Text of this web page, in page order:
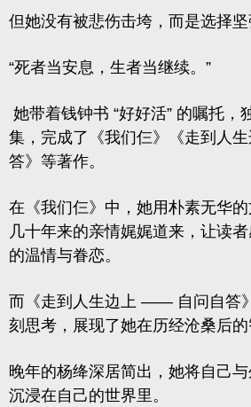
但她没有被悲伤击垮，而是选择坚
“死者当安息，生者当继续。”
她带着钱钟书 “好好活” 的嘱托，
集，完成了 《我们仨》
《走到人
答》等著作。
在《我们仨》中，她用朴素无华
几十年来的亲情娓娓道来，让读
的温情与眷恋。
而《走到人生边上 —— 自问自答
刻思考，展现了她在历经沧桑后的
晚年的杨绛深居简出，她将自己与
沉浸在自己的世界里。